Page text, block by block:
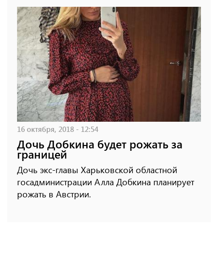
16 октября, 2018 - 12:54
Дочь Добкина будет рожать за
границей
Дочь экс-главы Харьковской областной
госадминистрации Алла Добкина планирует
рожать в Австрии.